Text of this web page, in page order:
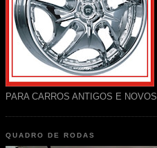
PARA CARROS ANTIGOS E NOVOS
QUADRO DE RODAS